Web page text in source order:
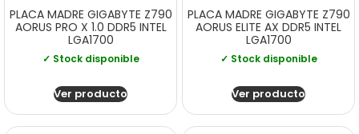
PLACA MADRE GIGABYTE Z790
AORUS PRO X 1.0 DDR5 INTEL
LGA1700
✓ Stock disponible
Ver producto
PLACA MADRE GIGABYTE Z790
AORUS ELITE AX DDR5 INTEL
LGA1700
✓ Stock disponible
Ver producto